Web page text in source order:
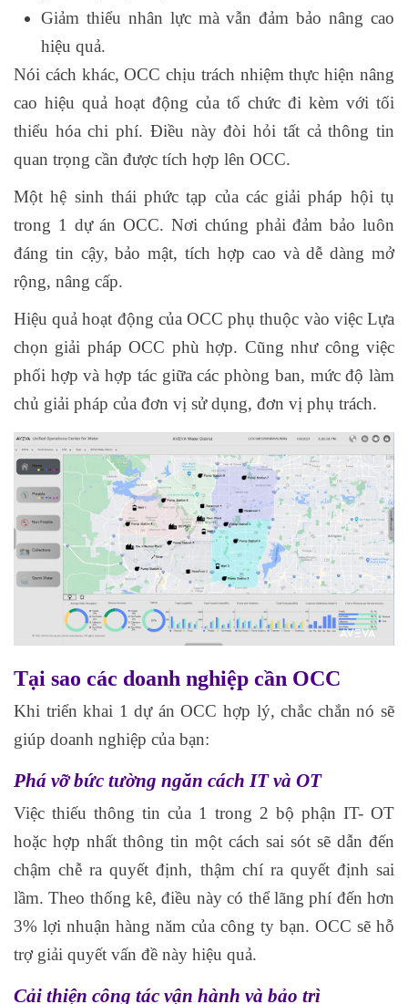
Giảm thiểu nhân lực mà vẫn đảm bảo nâng cao
hiệu quả.
Nói cách khác, OCC chịu trách nhiệm thực hiện nâng
cao hiệu quả hoạt động của tổ chức đi kèm với tối
thiểu hóa chi phí. Điều này đòi hỏi tất cả thông tin
quan trọng cần được tích hợp lên OCC.
Một hệ sinh thái phức tạp của các giải pháp hội tụ
trong 1 dự án OCC. Nơi chúng phải đảm bảo luôn
đáng tin cậy, bảo mật, tích hợp cao và dễ dàng mở
rộng, nâng cấp.
Hiệu quả hoạt động của OCC phụ thuộc vào việc Lựa
chọn giải pháp OCC phù hợp. Cũng như công việc
phối hợp và hợp tác giữa các phòng ban, mức độ làm
chủ giải pháp của đơn vị sử dụng, đơn vị phụ trách.
Tại sao các doanh nghiệp cần OCC
Khi triển khai 1 dự án OCC hợp lý, chắc chắn nó sẽ
giúp doanh nghiệp của bạn:
Phá vỡ bức tường ngăn cách IT và OT
Việc thiếu thông tin của 1 trong 2 bộ phận IT- OT
hoặc hợp nhất thông tin một cách sai sót sẽ dẫn đến
chậm chễ ra quyết định, thậm chí ra quyết định sai
lầm. Theo thống kê, điều này có thể lãng phí đến hơn
3% lợi nhuận hàng năm của công ty bạn. OCC sẽ hỗ
trợ giải quyết vấn đề này hiệu quả.
Cải thiện công tác vận hành và bảo trì